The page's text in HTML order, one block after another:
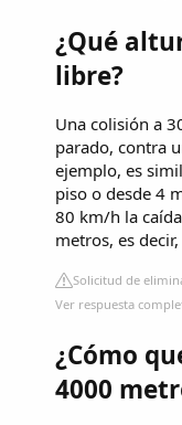
¿Qué
libre?
Una colisión a
parado, contra
ejemplo, es
piso o desde 4
80 km/h la
metros, es
Solicitud de
Ver respuesta
¿Cómo
4000